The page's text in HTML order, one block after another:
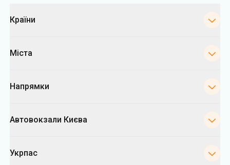
Країни
Міста
Напрямки
Автовокзали Києва
Укрпас